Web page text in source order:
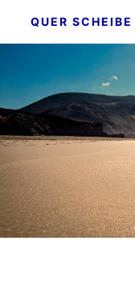
Inhalt
springen
QUER SCHEIBE